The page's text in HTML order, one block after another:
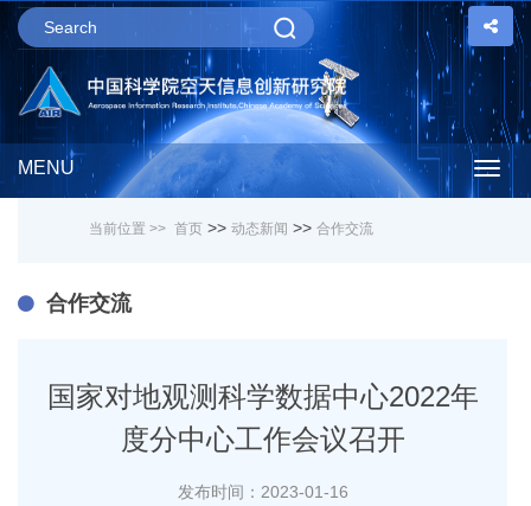
MENU
当前位置 >> 首页 >> 动态新闻 >> 合作交流
合作交流
国家对地观测科学数据中心2022年
度分中心工作会议召开
发布时间：2023-01-16